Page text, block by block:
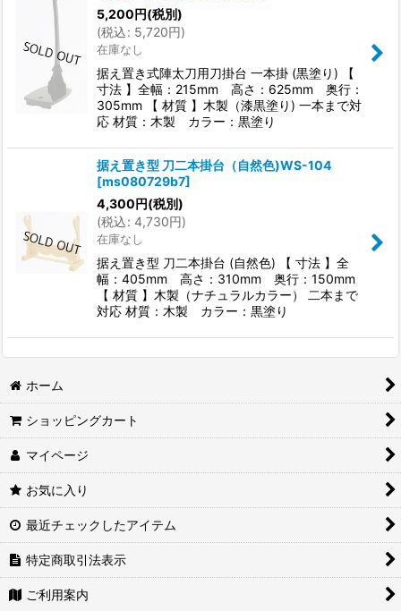
5,200円(税別)
(税込: 5,720円)
在庫なし
据え置き式陣太刀用刀掛台 一本掛 (黒塗り) 【
寸法 】全幅：215mm 高さ：625mm 奥行：
305mm 【 材質 】木製（漆黒塗り) 一本まで対
応 材質：木製 カラー：黒塗り
据え置き型 刀二本掛台（自然色)WS-104
[ms080729b7]
4,300円(税別)
(税込: 4,730円)
在庫なし
据え置き型 刀二本掛台 (自然色) 【 寸法 】全
幅：405mm 高さ：310mm 奥行：150mm
【 材質 】木製（ナチュラルカラー） 二本まで
対応 材質：木製 カラー：黒塗り
ホーム
ショッピングカート
マイページ
お気に入り
最近チェックしたアイテム
特定商取引法表示
ご利用案内